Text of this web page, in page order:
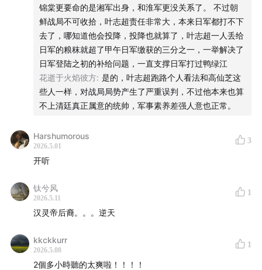
微信公众号：忽左忽右Leftright / JustPod / 播客一下
小红书：JustPod气氛组 / 忽左忽右
锦棠更要命的是湘军出身，和淮军更没关系了。 不过朝
鲜战局不可收拾，叶志超责任非常大，本来日军都打不下
去了，哪知道他会投降，投降也就算了，叶志超一人丢给
日军的粮秣就超了甲午日军缴获的三分之一，一举解决了
日军登陆之初的补给问题，一直支撑日军打过鸭绿江
花逝于火焰彼方: 是的，叶志超跑路个人看法和高仙芝这
些人一样，对战局局势产生了严重误判，不过他本来也算
不上清廷真正属意的统帅，军事素养差强人意也正常。
Harshumorous
2026.5.01
3
开听
钛兮风
2026.5.11
1
汉灵帝后裔。。。逆天
kkckkurr
2026.5.08
1
2個多小時聽的太爽啦！！！！